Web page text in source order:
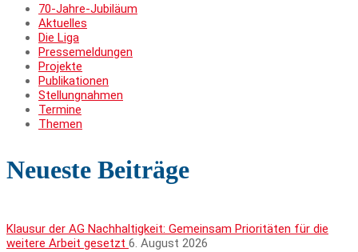
70-Jahre-Jubiläum
Aktuelles
Die Liga
Pressemeldungen
Projekte
Publikationen
Stellungnahmen
Termine
Themen
Neueste Beiträge
Klausur der AG Nachhaltigkeit: Gemeinsam Prioritäten für die
weitere Arbeit gesetzt 6. August 2026